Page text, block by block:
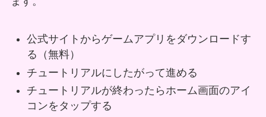
公式サイトからゲームアプリをダウンロードす
る（無料）
チュートリアルにしたがって進める
チュートリアルが終わったらホーム画面のアイ
コンをタップする